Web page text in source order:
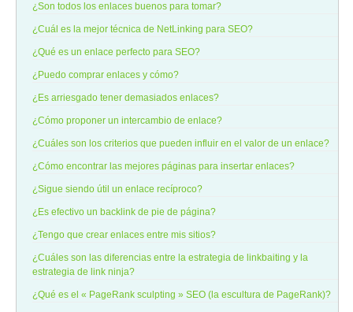
¿Son todos los enlaces buenos para tomar?
¿Cuál es la mejor técnica de NetLinking para SEO?
¿Qué es un enlace perfecto para SEO?
¿Puedo comprar enlaces y cómo?
¿Es arriesgado tener demasiados enlaces?
¿Cómo proponer un intercambio de enlace?
¿Cuáles son los criterios que pueden influir en el valor de un enlace?
¿Cómo encontrar las mejores páginas para insertar enlaces?
¿Sigue siendo útil un enlace recíproco?
¿Es efectivo un backlink de pie de página?
¿Tengo que crear enlaces entre mis sitios?
¿Cuáles son las diferencias entre la estrategia de linkbaiting y la
estrategia de link ninja?
¿Qué es el « PageRank sculpting » SEO (la escultura de PageRank)?